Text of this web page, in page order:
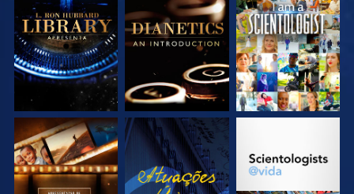
EXPLORE A SÉRIE EXPLORE A SÉRIE VEJA
EXPLORE A SÉRIE VEJA EXPLORE A SÉRIE